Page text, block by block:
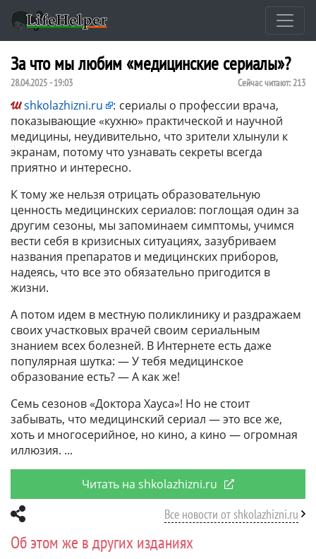
За что мы любим «медицинские сериалы»?
28.04.2025 - 19:03 Сейчас читают: 213
shkolazhizni.ru : сериалы о профессии врача,
показывающие «кухню» практической и научной
медицины, неудивительно, что зрители хлынули к
экранам, потому что узнавать секреты всегда
приятно и интересно.
К тому же нельзя отрицать образовательную
ценность медицинских сериалов: поглощая один за
другим сезоны, мы запоминаем симптомы, учимся
вести себя в кризисных ситуациях, зазубриваем
названия препаратов и медицинских приборов,
надеясь, что все это обязательно пригодится в
жизни.
А потом идем в местную поликлинику и раздражаем
своих участковых врачей своим сериальным
знанием всех болезней. В Интернете есть даже
популярная шутка: — У тебя медицинское
образование есть? — А как же!
Семь сезонов «Доктора Хауса»! Но не стоит
забывать, что медицинский сериал — это все же,
хоть и многосерийное, но кино, а кино — огромная
иллюзия.
Читать на shkolazhizni.ru
Все новости от shkolazhizni.ru
Об этом же в других изданиях